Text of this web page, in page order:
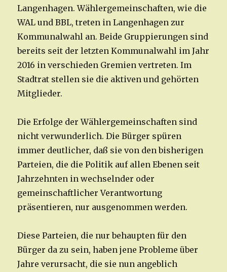
Langenhagen. Wählergemeinschaften, wie die
WAL und BBL, treten in Langenhagen zur
Kommunalwahl an. Beide Gruppierungen sind
bereits seit der letzten Kommunalwahl im Jahr
2016 in verschieden Gremien vertreten. Im
Stadtrat stellen sie die aktiven und gehörten
Mitglieder.
Die Erfolge der Wählergemeinschaften sind
nicht verwunderlich. Die Bürger spüren
immer deutlicher, daß sie von den bisherigen
Parteien, die die Politik auf allen Ebenen seit
Jahrzehnten in wechselnder oder
gemeinschaftlicher Verantwortung
präsentieren, nur ausgenommen werden.
Diese Parteien, die nur behaupten für den
Bürger da zu sein, haben jene Probleme über
Jahre verursacht, die sie nun angeblich